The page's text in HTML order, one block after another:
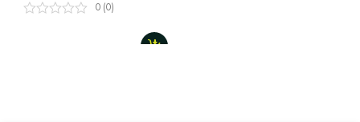
0 (0)